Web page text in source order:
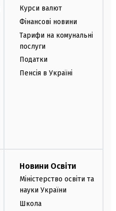
Курси валют
Фінансові новини
Тарифи на комунальні
послуги
Податки
Пенсія в Україні
Новини Освіти
Міністерство освіти та
науки України
Школа